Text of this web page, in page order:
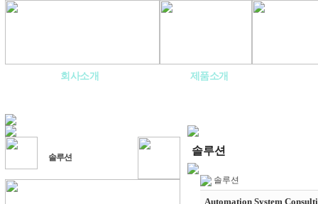
회사소개 제품소개
솔루션
솔루션
솔루션
Automation System